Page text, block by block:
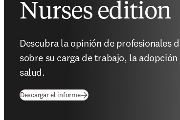
Nurses edition
Descubra la opinión de profesionales
sobre su carga de trabajo, la
salud.
Descargar el informe(se abre en una nueva pestaña/